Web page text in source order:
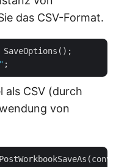
das CSV-Format.
als CSV (durch
von